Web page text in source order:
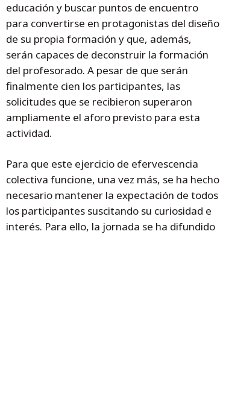
educación y buscar puntos de encuentro
para convertirse en protagonistas del diseño
de su propia formación y que, además,
serán capaces de deconstruir la formación
del profesorado. A pesar de que serán
finalmente cien los participantes, las
solicitudes que se recibieron superaron
ampliamente el aforo previsto para esta
actividad.
Para que este ejercicio de efervescencia
colectiva funcione, una vez más, se ha hecho
necesario mantener la expectación de todos
los participantes suscitando su curiosidad e
interés. Para ello, la jornada se ha difundido